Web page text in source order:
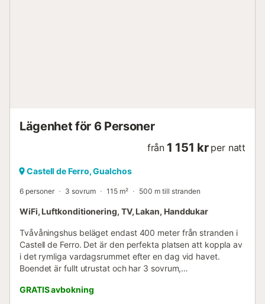
Lägenhet för 6 Personer
från 1 151 kr per natt
Castell de Ferro, Gualchos
6 personer 3 sovrum 115 m² 500 m till stranden
WiFi, Luftkonditionering, TV, Lakan, Handdukar
Tvåvåningshus beläget endast 400 meter från stranden i
Castell de Ferro. Det är den perfekta platsen att koppla av
i det rymliga vardagsrummet efter en dag vid havet.
Boendet är fullt utrustat och har 3 sovrum,
komplett kök, Wi-Fi och värme. Det har interna trappor
GRATIS avbokning